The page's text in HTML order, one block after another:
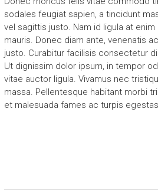
sodales feugiat sapien, a tincidunt
vel sagittis justo. Nam id ligula at
mauris. Donec diam ante, venenatis
justo. Curabitur facilisis consectetur
Ut dignissim dolor ipsum, in tempor
vitae auctor ligula. Vivamus nec
massa. Pellentesque habitant morbi
et malesuada fames ac turpis